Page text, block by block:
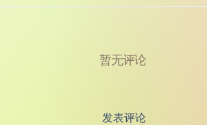
暂无评论
发表评论